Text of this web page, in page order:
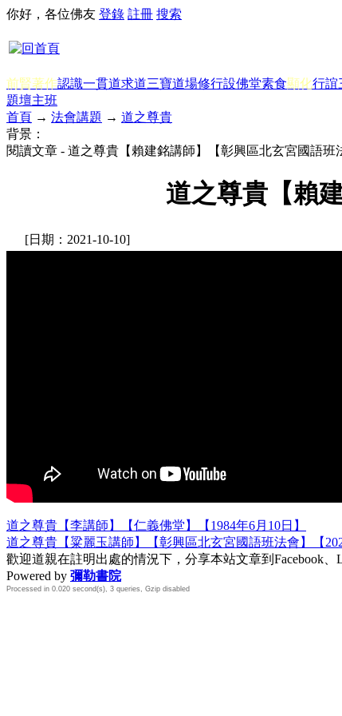
你好，各位佛友 登錄 註冊 搜索
前賢著作認識一貫道求道三寶道場修行設佛堂素食顯化行誼
題壇主班
首頁 → 法會講題 → 道之尊貴
背景：
閱讀文章 - 道之尊貴【賴建銘講師】【彰興區北玄宮國語班
道之尊貴【賴
[日期：2021-10-10]
道之尊貴【李講師】【仁義佛堂】【1984年6月10日】
道之尊貴【粱麗玉講師】【彰興區北玄宮國語班法會】【
歡迎道親在註明出處的情況下，分享本站文章到Facebook、
Powered by 彌勒書院
Processed in 0.020 second(s), 3 queries, Gzip disabled